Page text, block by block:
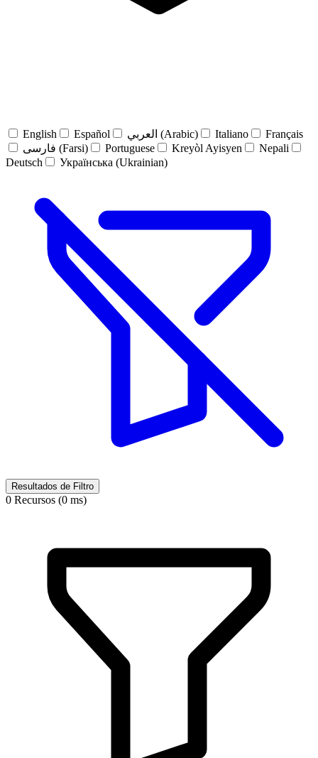
English Español العربي (Arabic) Italiano
Français
فارسی (Farsi)
Portuguese Kreyòl Ayisyen
Nepali
Deutsch
Українська (Ukrainian)
Resultados de Filtro
0 Recursos (0 ms)